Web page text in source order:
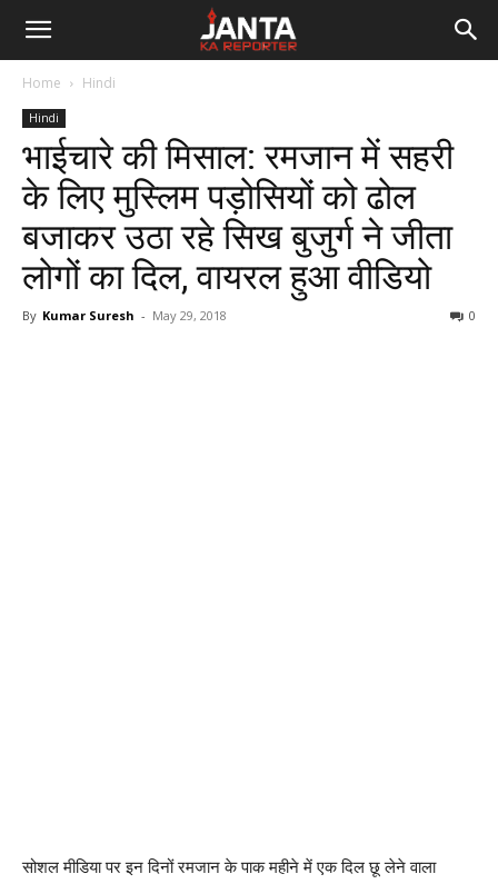
Janta
Reporter
Home Hindi
Hindi
भाईचारे की मिसाल: रमजान में सहरी
के लिए मुस्लिम पड़ोसियों को ढोल
बजाकर उठा रहे सिख बुजुर्ग ने जीता
लोगों का दिल, वायरल हुआ वीडियो
By Kumar Suresh - May 29, 2018 0
सोशल मीडिया पर इन दिनों रमजान के पाक महीने में एक दिल छू लेने वाला